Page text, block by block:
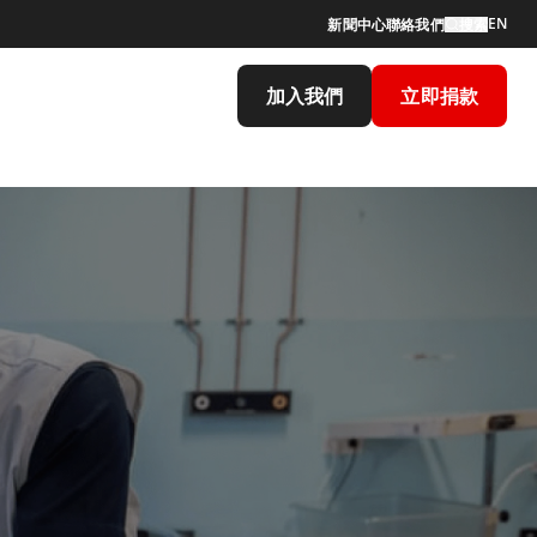
新聞中心聯絡我們 EN
加入我們 立即捐款